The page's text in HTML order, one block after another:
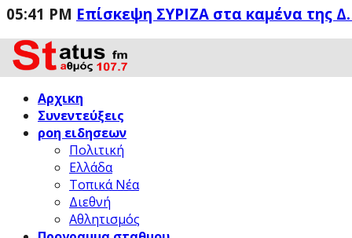
05:41 PM Επίσκεψη ΣΥΡΙΖΑ στα καμένα της Δ.
Αρχικη
Συνεντεύξεις
ροη ειδησεων
Πολιτική
Ελλάδα
Τοπικά Νέα
Διεθνή
Αθλητισμός